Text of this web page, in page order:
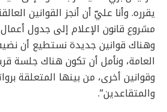
يقرره. وأنا عليّ أن أنجز القوانين
مشروع قانون الإعلام إلى جدول أعمال
وهناك قوانين جديدة نستطيع أن
العامة، ونأمل أن تكون هناك جلسة
وقوانين أخرى، من بينها المتعلقة
والمتقاعدين”.